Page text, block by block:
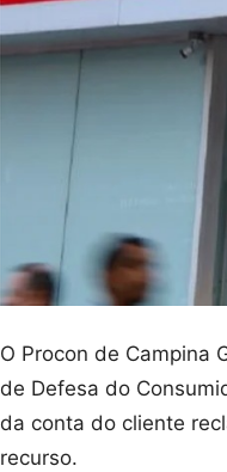
O Procon de Campina
de Defesa do
da conta do cliente
recurso.